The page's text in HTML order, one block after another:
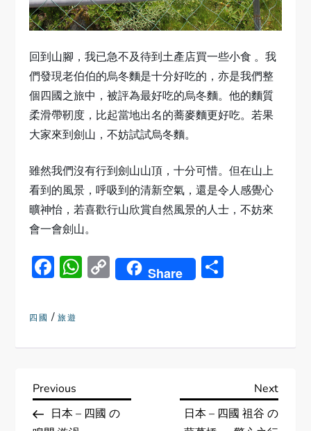
回到山腳，我已急不及待到土產店買一些小食 。我
們發現老伯伯的烏冬麵是十分好吃的，亦是我們整
個四國之旅中，被評為最好吃的烏冬麵。他的麵質
柔滑帶靭度，比起當地出名的蕎麥麵更好吃。若果
大家來到劍山，不妨試試烏冬麵。
雖然我們沒有行到劍山山頂，十分可惜。但在山上
看到的風景，呼吸到的清新空氣，還是令人感覺心
曠神怡，若喜歡行山欣賞自然風景的人士，不妨來
會一會劍山。
Facebook
WhatsApp
Copy
Link
Share
四國 /旅遊
P
Previous
Post
Previous
日本 – 四國 の
Next
Post
Next
日本 – 四國 祖谷 の